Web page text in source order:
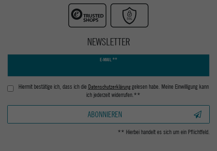
NEWSLETTER
E-MAIL **
Hiermit bestätige ich, dass ich die Daten­schutz­erklärunggelesen habe. Meine Einwilligung kann
ich jederzeit widerrufen.**
ABONNIEREN
** Hierbei handelt es sich um ein Pflichtfeld.